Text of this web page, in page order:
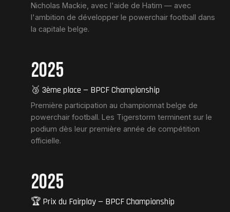
Nicholas Mackie, avec l'aide de Hatim — avec
l'ambition de développer le powerchair football dans
la capitale belge.
2025
🥉 3ème place — BPCF Championship
Première participation au championnat belge de
powerchair football. Les Tigerstorm terminent sur le
podium dès leur première année de compétition
officielle.
2025
🏆 Prix du Fairplay — BPCF Championship